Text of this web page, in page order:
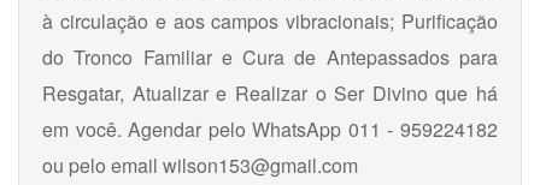
à circulação e aos campos vibracionais; Purificação
do Tronco Familiar e Cura de Antepassados para
Resgatar, Atualizar e Realizar o Ser Divino que há
em você. Agendar pelo WhatsApp 011 - 959224182
ou pelo email wilson153@gmail.com